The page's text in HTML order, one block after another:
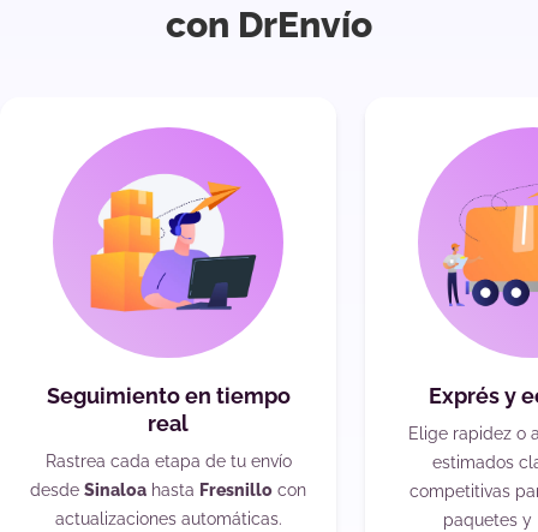
con DrEnvío
Seguimiento en tiempo
real
Rastrea cada etapa de tu envío
desde Sinaloa hasta Fresnillo con
actualizaciones automáticas.
Exprés y
Elige rapidez o
estimados
competitivas
paquetes y